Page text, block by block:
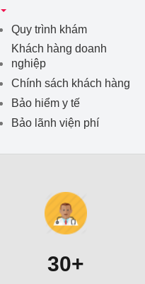
Quy trình khám
Khách hàng doanh
nghiệp
Chính sách khách hàng
Bảo hiểm y tế
Bảo lãnh viện phí
30+